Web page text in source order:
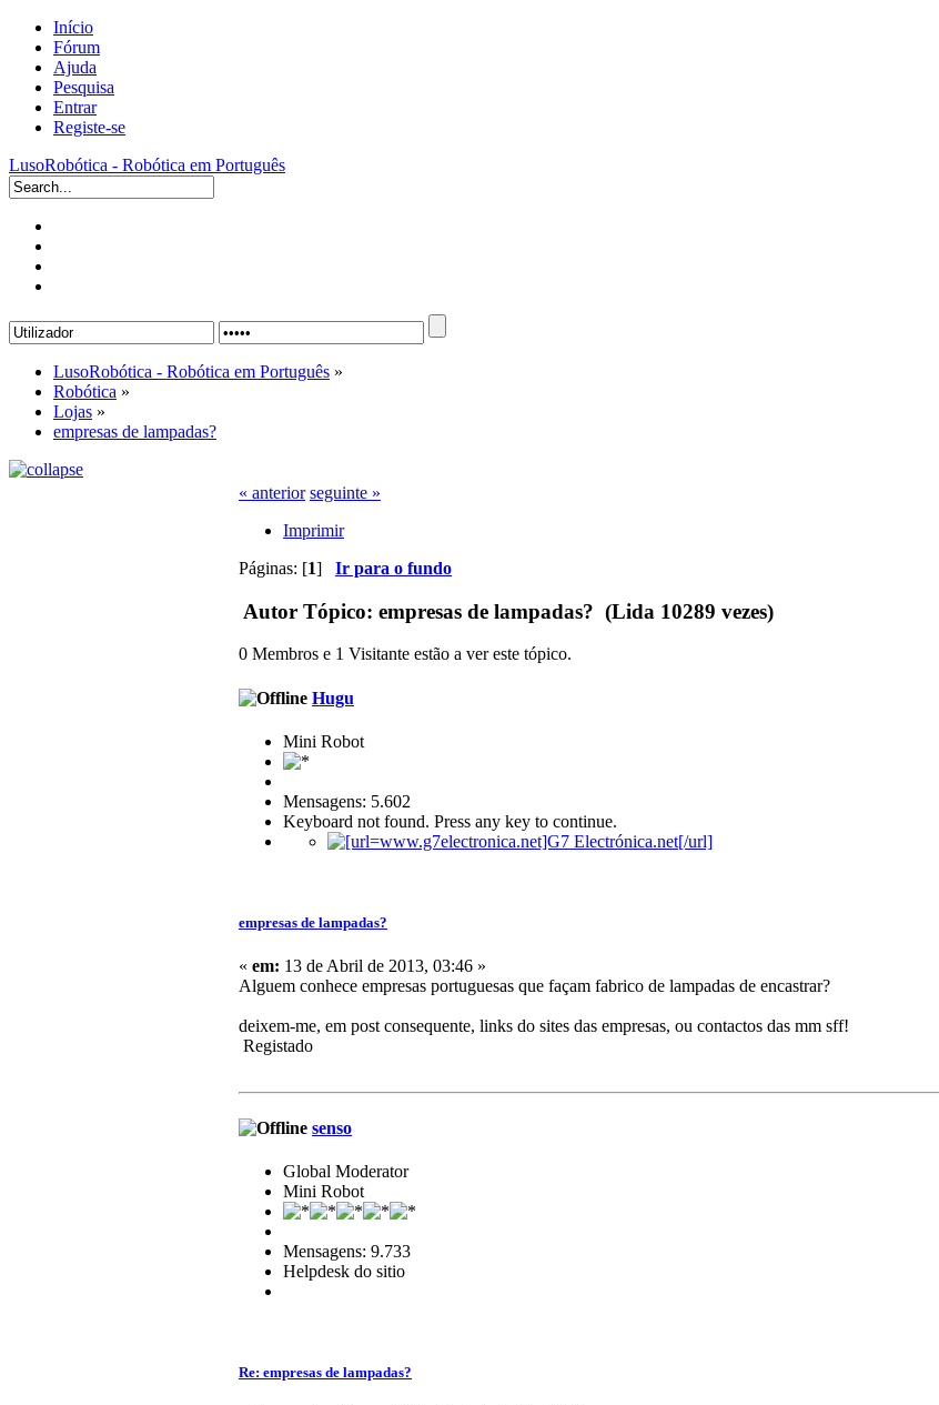
Início
Fórum
Ajuda
Pesquisa
Entrar
Registe-se
LusoRobótica - Robótica em Português
LusoRobótica - Robótica em Português »
Robótica »
Lojas »
empresas de lampadas?
« anterior seguinte »
Imprimir
Páginas: [1] Ir para o fundo
Autor Tópico: empresas de lampadas? (Lida 10289 vezes)
0 Membros e 1 Visitante estão a ver este tópico.
Hugu
Mini Robot
Mensagens: 5.602
Keyboard not found. Press any key to continue.
empresas de lampadas?
« em: 13 de Abril de 2013, 03:46 »
Alguem conhece empresas portuguesas que façam fabrico de lampadas de encastrar?
deixem-me, em post consequente, links do sites das empresas, ou contactos das mm sff!
Registado
senso
Global Moderator
Mini Robot
Mensagens: 9.733
Helpdesk do sitio
Re: empresas de lampadas?